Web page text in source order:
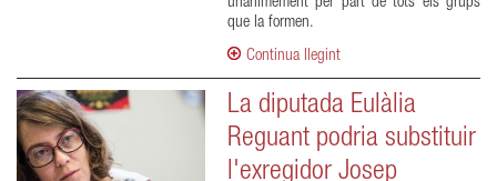
que la formen.
Continua llegint
La diputada Eulàlia
Reguant podria substituir
l'exregidor Josep